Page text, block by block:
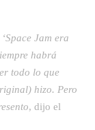
Jam era
habrá
todo lo que
hizo. Pero
, dijo el